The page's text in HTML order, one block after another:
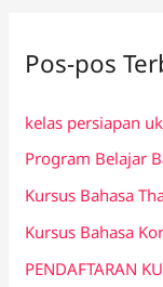
u
t
u
k
:
Pos-pos
kelas persiapan
Program Belajar
Kursus Bahasa
Kursus Bahasa
PENDAFTARAN